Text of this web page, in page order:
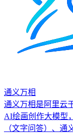
通义万相
通义万相是阿里云
AI绘画创作大模型
（文字问答）、